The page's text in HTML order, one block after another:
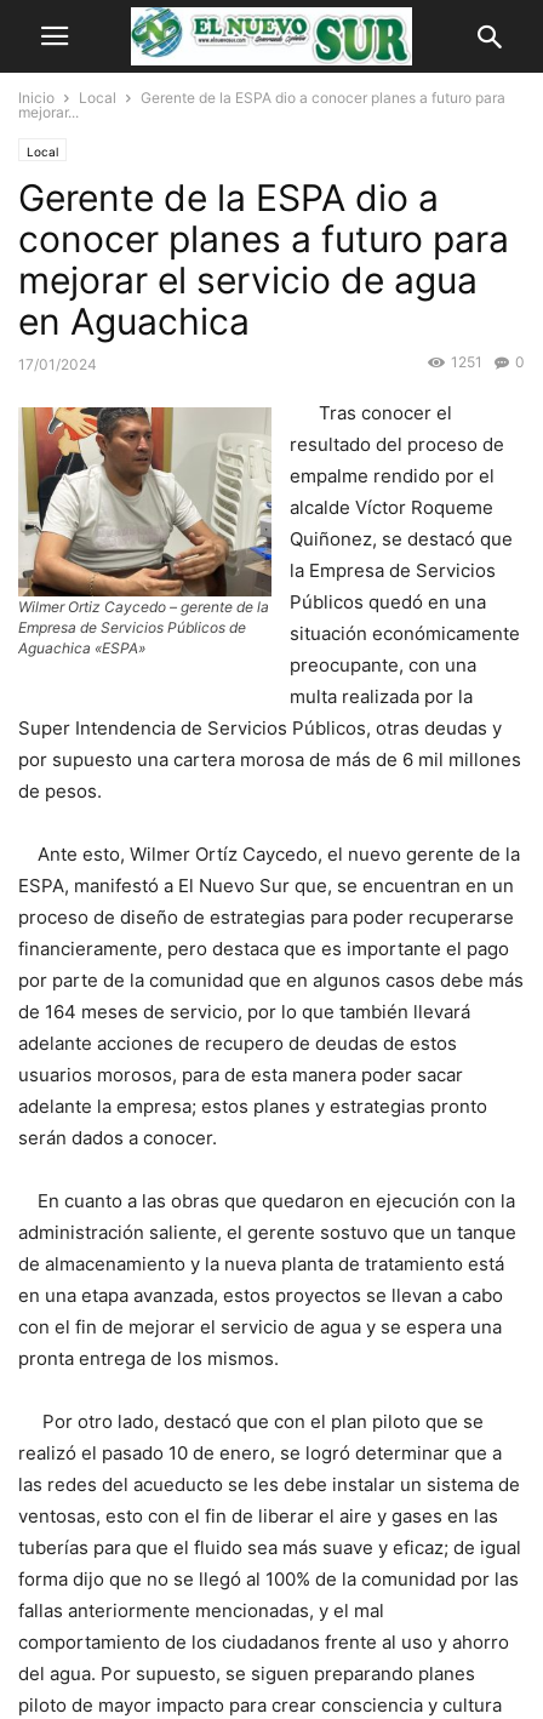
Inicio Local
Gerente de la ESPA dio a conocer planes a futuro para
mejorar...
Local
Gerente de la ESPA dio a
conocer planes a futuro para
mejorar el servicio de agua
en Aguachica
17/01/2024 0
1251
Wilmer Ortiz Caycedo – gerente de la
Empresa de Servicios Públicos de
Aguachica «ESPA»
Tras conocer el
resultado del proceso de
empalme rendido por el
alcalde Víctor Roqueme
Quiñonez, se destacó que
la Empresa de Servicios
Públicos quedó en una
situación económicamente
preocupante, con una
multa realizada por la
Super Intendencia de Servicios Públicos, otras deudas y
por supuesto una cartera morosa de más de 6 mil millones
de pesos.
Ante esto, Wilmer Ortíz Caycedo, el nuevo gerente de la
ESPA, manifestó a El Nuevo Sur que, se encuentran en un
proceso de diseño de estrategias para poder recuperarse
financieramente, pero destaca que es importante el pago
por parte de la comunidad que en algunos casos debe más
de 164 meses de servicio, por lo que también llevará
adelante acciones de recupero de deudas de estos
usuarios morosos, para de esta manera poder sacar
adelante la empresa; estos planes y estrategias pronto
serán dados a conocer.
En cuanto a las obras que quedaron en ejecución con la
administración saliente, el gerente sostuvo que un tanque
de almacenamiento y la nueva planta de tratamiento está
en una etapa avanzada, estos proyectos se llevan a cabo
con el fin de mejorar el servicio de agua y se espera una
pronta entrega de los mismos.
Por otro lado, destacó que con el plan piloto que se
realizó el pasado 10 de enero, se logró determinar que a
las redes del acueducto se les debe instalar un sistema de
ventosas, esto con el fin de liberar el aire y gases en las
tuberías para que el fluido sea más suave y eficaz; de igual
forma dijo que no se llegó al 100% de la comunidad por las
fallas anteriormente mencionadas, y el mal
comportamiento de los ciudadanos frente al uso y ahorro
del agua. Por supuesto, se siguen preparando planes
piloto de mayor impacto para crear consciencia y cultura